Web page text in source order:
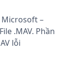
Microsoft –
.MAV. Phần
lỗi